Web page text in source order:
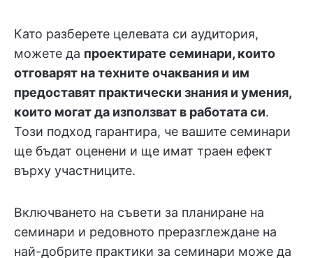
Като разберете целевата си аудитория,
можете да проектирате семинари, които
отговарят на техните очаквания и им
предоставят практически знания и умения,
които могат да използват в работата си.
Този подход гарантира, че вашите семинари
ще бъдат оценени и ще имат траен ефект
върху участниците.
Включването на съвети за планиране на
семинари и редовното преразглеждане на
най-добрите практики за семинари може да